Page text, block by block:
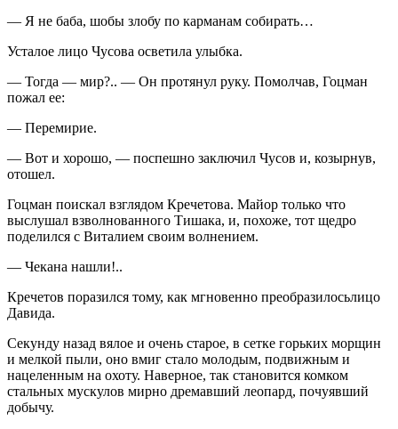
— Я не баба, шобы злобу по карманам собирать…
Усталое лицо Чусова осветила улыбка.
— Тогда — мир?.. — Он протянул руку. Помолчав, Гоцман
пожал ее:
— Перемирие.
— Вот и хорошо, — поспешно заключил Чусов и, козырнув,
отошел.
Гоцман поискал взглядом Кречетова. Майор только что
выслушал взволнованного Тишака, и, похоже, тот щедро
поделился с Виталием своим волнением.
— Чекана нашли!..
Кречетов поразился тому, как мгновенно преобразилосьлицо
Давида.
Секунду назад вялое и очень старое, в сетке горьких морщин
и мелкой пыли, оно вмиг стало молодым, подвижным и
нацеленным на охоту. Наверное, так становится комком
стальных мускулов мирно дремавший леопард, почуявший
добычу.